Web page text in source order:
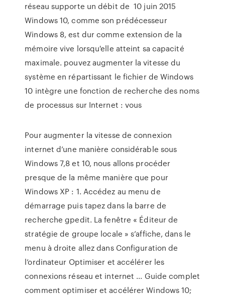
réseau supporte un débit de 10 juin 2015
Windows 10, comme son prédécesseur
Windows 8, est dur comme extension de la
mémoire vive lorsqu'elle atteint sa capacité
maximale. pouvez augmenter la vitesse du
système en répartissant le fichier de Windows
10 intègre une fonction de recherche des noms
de processus sur Internet : vous
Pour augmenter la vitesse de connexion
internet d’une manière considérable sous
Windows 7,8 et 10, nous allons procéder
presque de la même manière que pour
Windows XP : 1. Accédez au menu de
démarrage puis tapez dans la barre de
recherche gpedit. La fenêtre « Éditeur de
stratégie de groupe locale » s’affiche, dans le
menu à droite allez dans Configuration de
l’ordinateur Optimiser et accélérer les
connexions réseau et internet ... Guide complet
comment optimiser et accélérer Windows 10;